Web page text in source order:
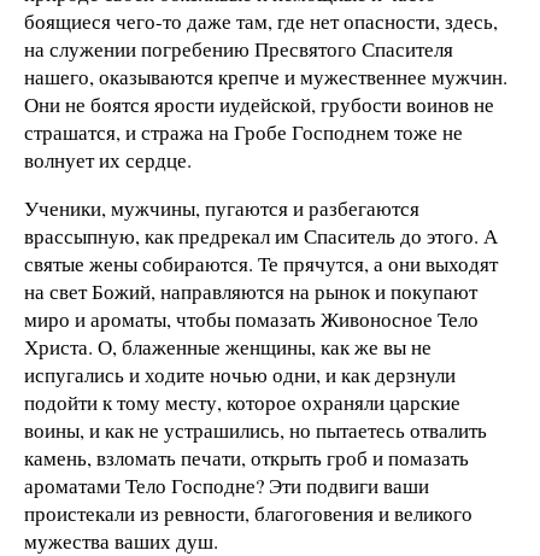
боящиеся чего-то даже там, где нет опасности, здесь,
на служении погребению Пресвятого Спасителя
нашего, оказываются крепче и мужественнее мужчин.
Они не боятся ярости иудейской, грубости воинов не
страшатся, и стража на Гробе Господнем тоже не
волнует их сердце.
Ученики, мужчины, пугаются и разбегаются
врассыпную, как предрекал им Спаситель до этого. А
святые жены собираются. Те прячутся, а они выходят
на свет Божий, направляются на рынок и покупают
миро и ароматы, чтобы помазать Живоносное Тело
Христа. О, блаженные женщины, как же вы не
испугались и ходите ночью одни, и как дерзнули
подойти к тому месту, которое охраняли царские
воины, и как не устрашились, но пытаетесь отвалить
камень, взломать печати, открыть гроб и помазать
ароматами Тело Господне? Эти подвиги ваши
проистекали из ревности, благоговения и великого
мужества ваших душ.